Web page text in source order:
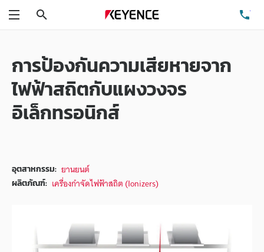
การป้องกันความเสียหายจาก
ไฟฟ้าสถิตกับแผงวงจร
อิเล็กทรอนิกส์
อุตสาหกรรม: ยานยนต์
ผลิตภัณฑ์: เครื่องกำจัดไฟฟ้าสถิต (Ionizers)